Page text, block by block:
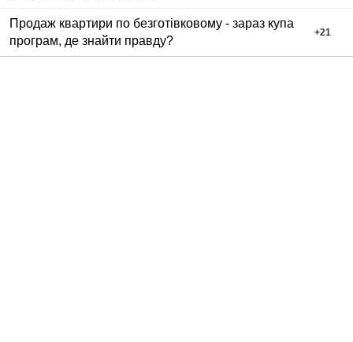
Продаж квартири по безготівковому - зараз купа
програм, де знайти правду?
+21